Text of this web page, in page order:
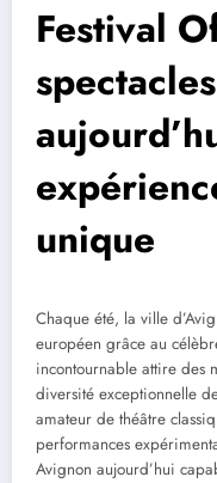
Festival
unique
Chaque été, la ville
européen grâce au
incontournable attire des
diversité exceptionnelle
amateur de théâtre
performances
Avignon aujourd’hui